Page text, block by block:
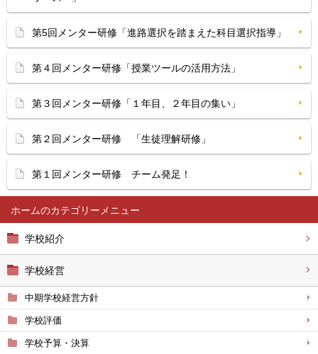
ホーム
学校紹介
学校経営
中期学校経営方針
学校評価
学校予算・決算
第5回メンター研修「進路選択を踏まえた科目選択指導」
第４回メンター研修「授業ツールの活用方法」
第３回メンター研修「１年目、２年目の集い」
第２回メンター研修 「生徒理解研修」
第１回メンター研修 チーム発足！